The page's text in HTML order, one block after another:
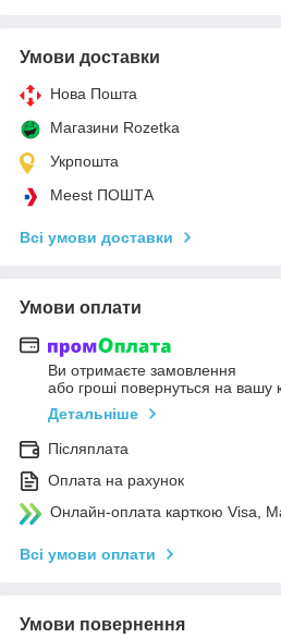
Умови доставки
Нова Пошта
Магазини Rozetka
Укрпошта
Meest ПОШТА
Всі умови доставки
Умови оплати
Ви отримаєте замовлення
або гроші повернуться на вашу
Детальніше
Післяплата
Оплата на рахунок
Онлайн-оплата карткою Visa,
Всі умови оплати
Умови повернення